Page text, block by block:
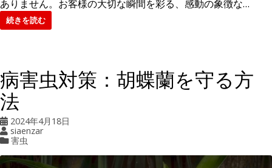
ありません。お客様の大切な瞬間を彩る、感動の象徴な…
続きを読む
病害虫対策：胡蝶蘭を守る方
法
2024年4月18日
siaenzar
害虫